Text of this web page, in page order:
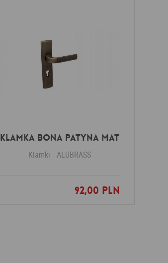
Klamka BONA patyna mat
Klamki ALUBRASS
92,00 PLN
Dodaj do ulubionych